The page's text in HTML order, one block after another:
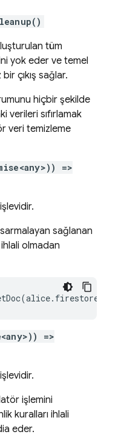
tüm
yok eder ve temel
çıkış sağlar.
hiçbir şekilde
verileri sıfırlamak
veri temizleme
=>
sağlanan
olmadan
=>
işlemini
kuralları ihlali
eder.